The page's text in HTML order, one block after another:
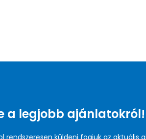
a legjobb ajánlatokról!
rendszeresen küldeni fogjuk az aktuális